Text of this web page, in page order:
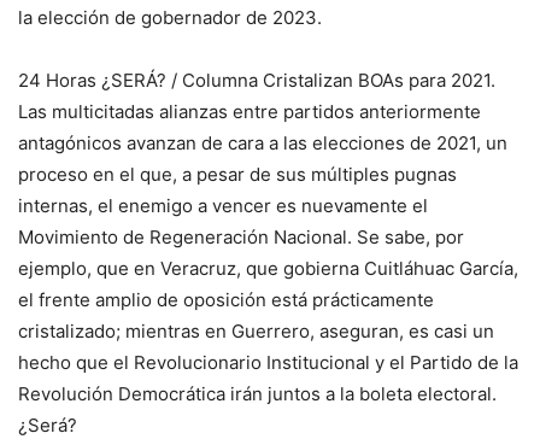
la elección de gobernador de 2023.
24 Horas ¿SERÁ? / Columna Cristalizan BOAs para 2021.
Las multicitadas alianzas entre partidos anteriormente
antagónicos avanzan de cara a las elecciones de 2021, un
proceso en el que, a pesar de sus múltiples pugnas
internas, el enemigo a vencer es nuevamente el
Movimiento de Regeneración Nacional. Se sabe, por
ejemplo, que en Veracruz, que gobierna Cuitláhuac García,
el frente amplio de oposición está prácticamente
cristalizado; mientras en Guerrero, aseguran, es casi un
hecho que el Revolucionario Institucional y el Partido de la
Revolución Democrática irán juntos a la boleta electoral.
¿Será?